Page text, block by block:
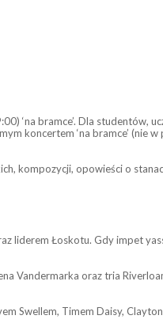
‘na bramce’. Dla studentów,
koncertem ‘na bramce’ (nie
kompozycji, opowieści o
liderem Łoskotu. Gdy impet
Vandermarka oraz tria
Swellem, Timem Daisy,